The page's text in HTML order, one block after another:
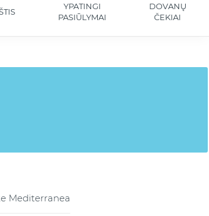
YPATINGI
PASIŪLYMAI
DOVANŲ
ČEKIAI
Mediterranea